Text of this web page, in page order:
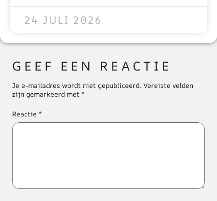
24 JULI 2026
GEEF EEN REACTIE
Je e-mailadres wordt niet gepubliceerd. Vereiste velden
zijn gemarkeerd met *
Reactie *